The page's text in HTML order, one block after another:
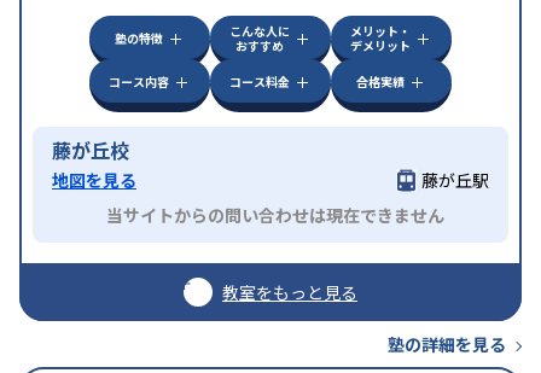
塾の特徴
こんな人に
おすすめ
メリット・
デメリット
コース内容
コース料金 合格実績
藤が丘校
地図を見る
藤が丘駅
当サイトからの問い合わせは現在できません
教室をもっと見る
塾の詳細を見る